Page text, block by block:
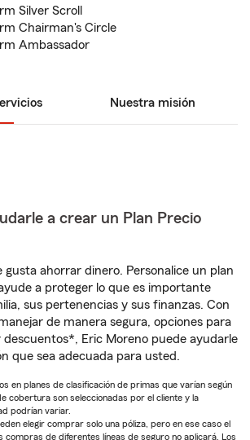
Silver Scroll
Chairman's Circle
Ambassador
Nuestra misión
a crear un Plan Precio
gusta ahorrar dinero. Personalice un plan
a proteger lo que es importante
sus pertenencias y sus finanzas. Con
de manera segura, opciones para
descuentos*, Eric Moreno puede ayudarle
que sea adecuada para usted.
en planes de clasificación de primas que varían según
cobertura son seleccionadas por el cliente y la
podrían variar.
elegir comprar solo una póliza, pero en ese caso el
compras de diferentes líneas de seguro no aplicará. Los